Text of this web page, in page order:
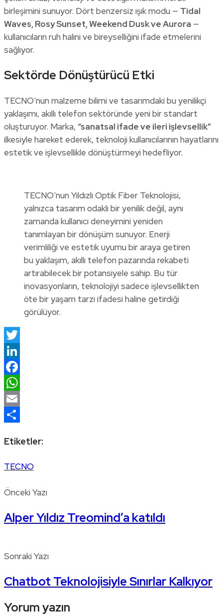
birleşimini sunuyor. Dört benzersiz ışık modu — Tidal
Waves, Rosy Sunset, Weekend Dusk ve Aurora —
kullanıcıların ruh halini ve bireyselliğini ifade etmelerini
sağlıyor.
Sektörde Dönüştürücü Etki
TECNO’nun malzeme bilimi ve tasarımdaki bu yenilikçi
yaklaşımı, akıllı telefon sektöründe yeni bir standart
oluşturuyor. Marka, “sanatsal ifade ve ileri işlevsellik”
ilkesiyle hareket ederek, teknoloji kullanıcılarının hayatlarını
estetik ve işlevsellikle dönüştürmeyi hedefliyor.
TECNO’nun Yıldızlı Optik Fiber Teknolojisi,
yalnızca tasarım odaklı bir yenilik değil, aynı
zamanda kullanıcı deneyimini yeniden
tanımlayan bir dönüşüm sunuyor. Enerji
verimliliği ve estetik uyumu bir araya getiren
bu yaklaşım, akıllı telefon pazarında rekabeti
artırabilecek bir potansiyele sahip. Bu tür
inovasyonların, teknolojiyi sadece işlevsellikten
öte bir yaşam tarzı ifadesi haline getirdiği
görülüyor.
Twitter
LinkedIn
Facebook
WhatsApp
Email
Etiketler:
TECNO
Önceki Yazı
Alper Yıldız Treomind’a katıldı
Sonraki Yazı
Chatbot Teknolojisiyle Sınırlar Kalkıyor
Yorum yazın